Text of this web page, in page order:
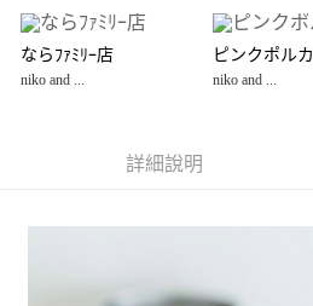
大哥付你分期
【大哥付你分期使用說明】
1.本服務由台灣大哥大提供，台灣大哥大用
3.實際核准額度、可分期數及費用金額請依
AFTEE先享後付
AFTEE先享後付是「在收到商品之後才付款
２．便利：只要手機號碼，簡訊認證，即可
【「AFTEE先享後付」結帳流程】
ならﾌｧﾐﾘｰ店
niko and ...
ピンクポルカ
niko and ...
詳細說明